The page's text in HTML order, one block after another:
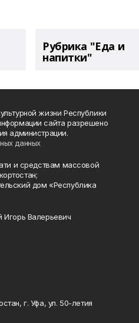
Рубрика "Еда и
напитки"
жизни Республики
сайта разрешено
администрации.
данных
и средствам массовой
дом «Республика
Игорь Валерьевич
г. Уфа, ул. 50-летия